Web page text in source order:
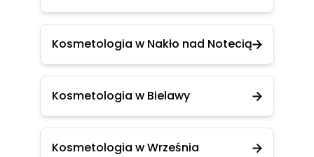
Kosmetologia w Nakło nad Notecią
Kosmetologia w Bielawy
Kosmetologia w Września